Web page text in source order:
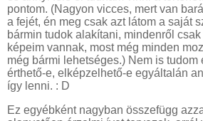
pontom. (Nagyon vicces, mert van
a fejét, én meg csak azt látom a saját
bármin tudok alakítani, mindenről
képeim vannak, most még minden
még bármi lehetséges.) Nem is tudom
érthető-e, elképzelhető-e egyáltalán
így lenni. : D
Ez egyébként nagyban összefügg